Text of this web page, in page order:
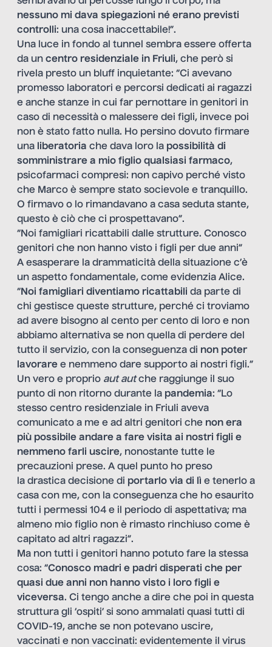
nessuno mi dava spiegazioni né erano previsti
controlli: una cosa inaccettabile!”.
Una luce in fondo al tunnel sembra essere offerta
da un centro residenziale in Friuli, che però si
rivela presto un bluff inquietante: “Ci avevano
promesso laboratori e percorsi dedicati ai ragazzi
e anche stanze in cui far pernottare in genitori in
caso di necessità o malessere dei figli, invece poi
non è stato fatto nulla. Ho persino dovuto firmare
una liberatoria che dava loro la possibilità di
somministrare a mio figlio qualsiasi farmaco,
psicofarmaci compresi: non capivo perché visto
che Marco è sempre stato socievole e tranquillo.
O firmavo o lo rimandavano a casa seduta stante,
questo è ciò che ci prospettavano”.
“Noi famigliari ricattabili dalle strutture. Conosco
genitori che non hanno visto i figli per due anni”
A esasperare la drammaticità della situazione c’è
un aspetto fondamentale, come evidenzia Alice.
“Noi famigliari diventiamo ricattabili da parte di
chi gestisce queste strutture, perché ci troviamo
ad avere bisogno al cento per cento di loro e non
abbiamo alternativa se non quella di perdere del
tutto il servizio, con la conseguenza di non poter
lavorare e nemmeno dare supporto ai nostri figli.”
Un vero e proprio aut autche raggiunge il suo
punto di non ritorno durante la pandemia: “Lo
stesso centro residenziale in Friuli aveva
comunicato a me e ad altri genitori che non era
più possibile andare a fare visita ai nostri figli e
nemmeno farli uscire, nonostante tutte le
precauzioni prese. A quel punto ho preso
la drastica decisione di portarlo via di lì e tenerlo a
casa con me, con la conseguenza che ho esaurito
tutti i permessi 104 e il periodo di aspettativa; ma
almeno mio figlio non è rimasto rinchiuso come è
capitato ad altri ragazzi”.
Ma non tutti i genitori hanno potuto fare la stessa
cosa: “Conosco madri e padri disperati che per
quasi due anni non hanno visto i loro figli e
viceversa. Ci tengo anche a dire che poi in questa
struttura gli ‘ospiti’ si sono ammalati quasi tutti di
COVID-19, anche se non potevano uscire,
vaccinati e non vaccinati: evidentemente il virus